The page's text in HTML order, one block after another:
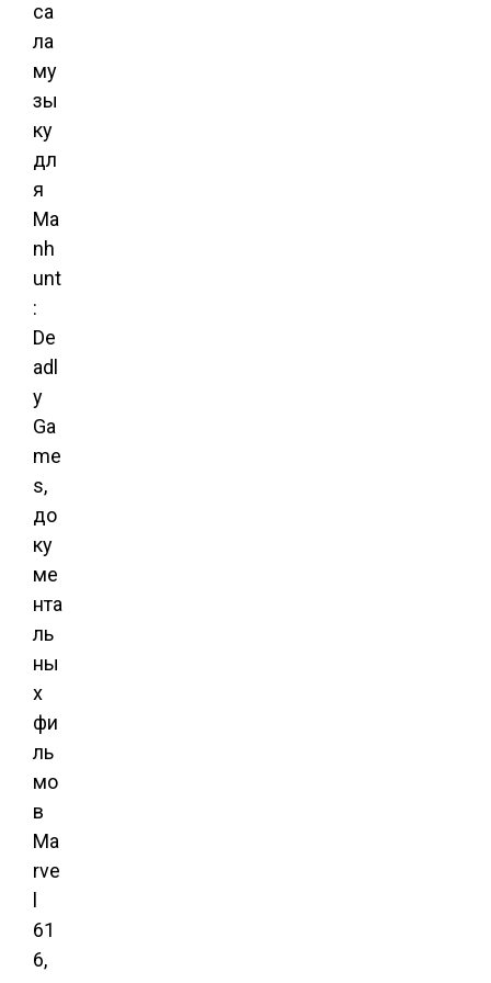
са
ла
му
зы
ку
дл
я
Ma
nh
unt
:
De
adl
y
Ga
me
s,
до
ку
ме
нта
ль
ны
х
фи
ль
мо
в
Ma
rve
61
6,